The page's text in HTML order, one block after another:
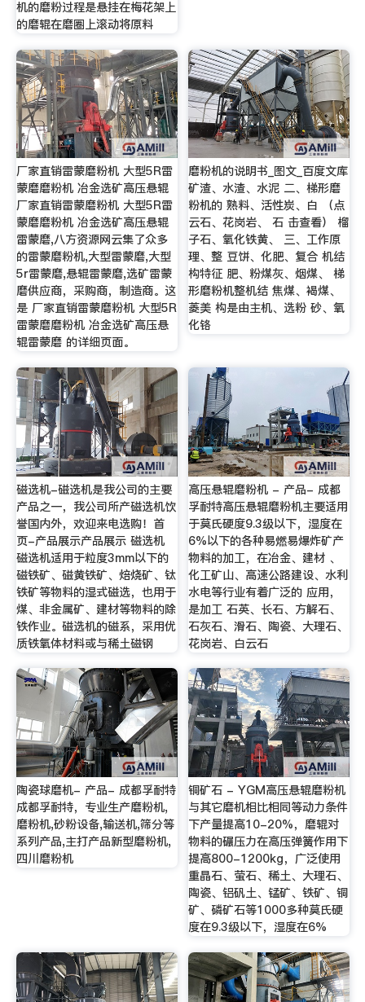
机的磨粉过程是悬挂在梅花架上
的磨辊在磨圈上滚动将原料
厂家直销雷蒙磨粉机 大型5R雷
蒙磨磨粉机 冶金选矿高压悬辊
厂家直销雷蒙磨粉机 大型5R雷
蒙磨磨粉机 冶金选矿高压悬辊
雷蒙磨,八方资源网云集了众多
的雷蒙磨粉机,大型雷蒙磨,大型
5r雷蒙磨,悬辊雷蒙磨,选矿雷蒙
磨供应商，采购商，制造商。这
是 厂家直销雷蒙磨粉机 大型5R
雷蒙磨磨粉机 冶金选矿高压悬
辊雷蒙磨 的详细页面。
磨粉机的说明书_图文_百度文库
矿渣、水渣、水泥 二、梯形磨
粉机的 熟料、活性炭、白 （点
云石、花岗岩、 石 击查看） 榴
子石、氧化铁黄、 三、工作原
理、整 豆饼、化肥、复合 机结
构特征 肥、粉煤灰、烟煤、 梯
形磨粉机整机结 焦煤、褐煤、
菱美 构是由主机、选粉 砂、氧
化铬
磁选机-磁选机是我公司的主要
产品之一，我公司所产磁选机饮
誉国内外，欢迎来电选购！首
页-产品展示产品展示 磁选机
磁选机适用于粒度3mm以下的
磁铁矿、磁黄铁矿、焙烧矿、钛
铁矿等物料的湿式磁选，也用于
煤、非金属矿、建材等物料的除
铁作业。磁选机的磁系，采用优
质铁氧体材料或与稀土磁钢
高压悬辊磨粉机 - 产品- 成都
孚耐特高压悬辊磨粉机主要适用
于莫氏硬度9.3级以下，湿度在
6%以下的各种易燃易爆炸矿产
物料的加工，在冶金、建材 、
化工矿山、高速公路建设、水利
水电等行业有着广泛的 应用，
是加工 石英、长石、方解石、
石灰石、滑石、陶瓷、大理石、
花岗岩、白云石
陶瓷球磨机- 产品- 成都孚耐特
成都孚耐特，专业生产磨粉机,
磨粉机,砂粉设备,输送机,筛分等
系列产品,主打产品新型磨粉机,
四川磨粉机
铜矿石 - YGM高压悬辊磨粉机
与其它磨机相比相同等动力条件
下产量提高10-20%，磨辊对
物料的碾压力在高压弹簧作用下
提高800-1200kg，广泛使用
重晶石、萤石、稀土、大理石、
陶瓷、铝矾土、锰矿、铁矿、铜
矿、磷矿石等1000多种莫氏硬
度在9.3级以下，湿度在6%